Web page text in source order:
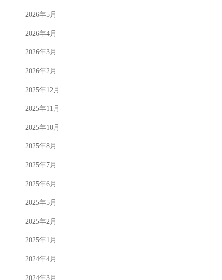
2026年5月
2026年4月
2026年3月
2026年2月
2025年12月
2025年11月
2025年10月
2025年8月
2025年7月
2025年6月
2025年5月
2025年2月
2025年1月
2024年4月
2024年3月